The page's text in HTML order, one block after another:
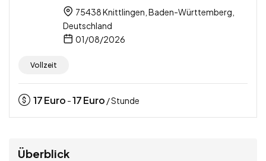
75438 Knittlingen, Baden-Württemberg,
Deutschland
01/08/2026
Vollzeit
17Euro -17Euro / Stunde
Überblick